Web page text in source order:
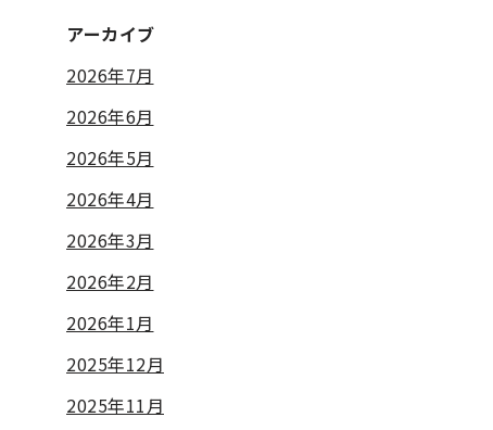
アーカイブ
2026年7月
2026年6月
2026年5月
2026年4月
2026年3月
2026年2月
2026年1月
2025年12月
2025年11月